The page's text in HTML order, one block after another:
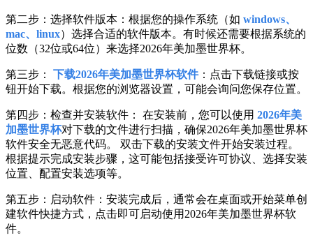
第二步：选择软件版本：根据您的操作系统（如 windows、
mac、linux）选择合适的软件版本。有时候还需要根据系统的
位数（32位或64位）来选择2026年美加墨世界杯。
第三步： 下载2026年美加墨世界杯软件：点击下载链接或按
钮开始下载。根据您的浏览器设置，可能会询问您保存位置。
第四步：检查并安装软件： 在安装前，您可以使用 2026年美
加墨世界杯对下载的文件进行扫描，确保2026年美加墨世界杯
软件安全无恶意代码。 双击下载的安装文件开始安装过程。
根据提示完成安装步骤，这可能包括接受许可协议、选择安装
位置、配置安装选项等。
第五步：启动软件：安装完成后，通常会在桌面或开始菜单创
建软件快捷方式，点击即可启动使用2026年美加墨世界杯软
件。